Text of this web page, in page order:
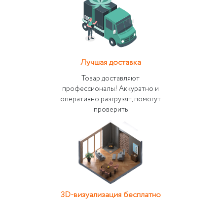
Лучшая доставка
Товар доставляют
профессионалы! Аккуратно и
оперативно разгрузят, помогут
проверить
3D-визуализация бесплатно